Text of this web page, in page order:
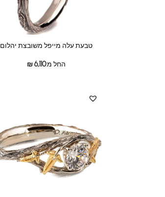
טבעת עלה מייפל משובצת יהלום
החל מ: ₪6,110